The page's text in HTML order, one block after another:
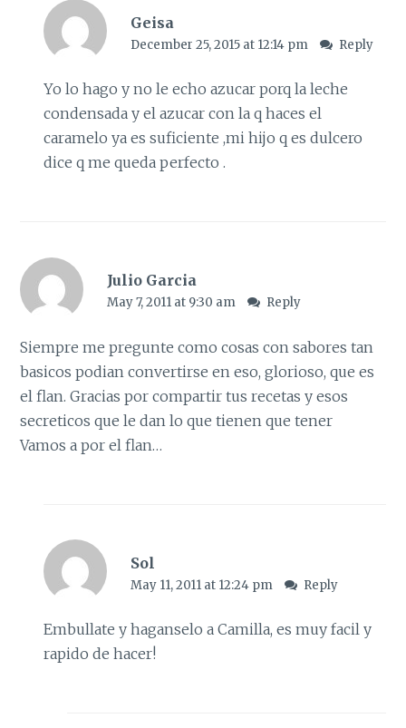
Geisa
December 25, 2015 at 12:14 pm Reply
Yo lo hago y no le echo azucar porq la leche
condensada y el azucar con la q haces el
caramelo ya es suficiente ,mi hijo q es dulcero
dice q me queda perfecto .
Julio Garcia
May 7, 2011 at 9:30 am Reply
Siempre me pregunte como cosas con sabores tan
basicos podian convertirse en eso, glorioso, que es
el flan. Gracias por compartir tus recetas y esos
secreticos que le dan lo que tienen que tener
Vamos a por el flan…
Sol
May 11, 2011 at 12:24 pm Reply
Embullate y haganselo a Camilla, es muy facil y
rapido de hacer!